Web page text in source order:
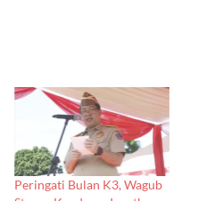
Peringati Bulan K3, Wagub